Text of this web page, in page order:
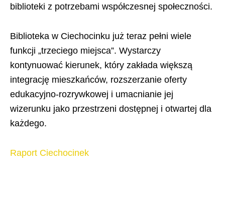
biblioteki z potrzebami współczesnej społeczności.
Biblioteka w Ciechocinku już teraz pełni wiele
funkcji „trzeciego miejsca”. Wystarczy
kontynuować kierunek, który zakłada większą
integrację mieszkańców, rozszerzanie oferty
edukacyjno-rozrywkowej i umacnianie jej
wizerunku jako przestrzeni dostępnej i otwartej dla
każdego.
Raport Ciechocinek